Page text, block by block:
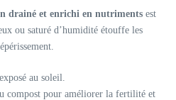
drainé et enrichi en nutriments est
ou saturé d’humidité étouffe les
au soleil.
compost pour améliorer la fertilité et